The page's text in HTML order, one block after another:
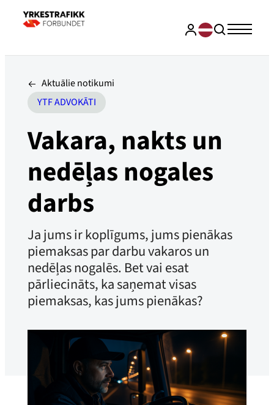
Aktuālie notikumi
YTF ADVOKĀTI
Vakara, nakts un
nedēļas nogales
darbs
Ja jums ir koplīgums, jums pienākas
piemaksas par darbu vakaros un
nedēļas nogalēs. Bet vai esat
pārliecināts, ka saņemat visas
piemaksas, kas jums pienākas?